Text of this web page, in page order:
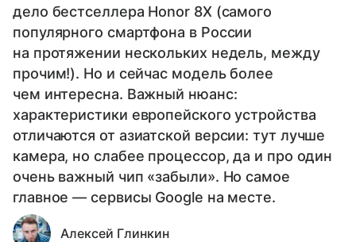
дело бестселлера Honor 8X (самого
популярного смартфона в России
на протяжении нескольких недель, между
прочим!). Но и сейчас модель более
чем интересна. Важный нюанс:
характеристики европейского устройства
отличаются от азиатской версии: тут лучше
камера, но слабее процессор, да и про один
очень важный чип «забыли». Но самое
главное — сервисы Google на месте.
Алексей Глинкин